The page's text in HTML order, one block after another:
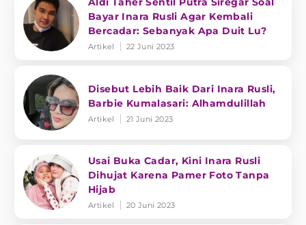
Bayar Inara Rusli Agar Kembali
Bercadar: Sebanyak Apa Duit Lu?
Artikel 22 Juni 2023
Disebut Lebih Baik Dari Inara Rusli,
Barbie Kumalasari: Alhamdulillah
Artikel 21 Juni 2023
Usai Buka Cadar, Kini Inara Rusli
Dihujat Karena Pamer Foto Tanpa
Hijab
Artikel 20 Juni 2023